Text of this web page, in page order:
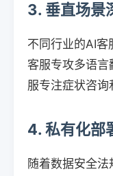
3. 垂直场景
不同行业的AI客
客服专攻多语
服专注症状咨询
4. 私有化部
随着数据安全